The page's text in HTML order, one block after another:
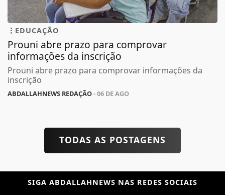
EDUCAÇÃO
Prouni abre prazo para comprovar
informações da inscrição
Prouni abre prazo para comprovar informações da
inscrição
ABDALLAHNEWS REDAÇÃO- 06 DE AGO
TODAS AS POSTAGENS
SIGA ABDALLAHNEWS NAS REDES SOCIAIS